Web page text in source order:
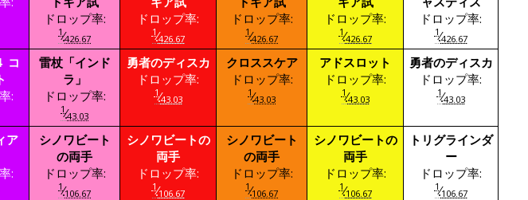
ドロップ率:
1⁄426.67
ドロップ率:
1⁄426.67
ドロップ率:
1⁄426.67
ドロップ率:
1⁄426.67
ドロップ率:
1⁄426.67
コ
:
雷杖「インド
ラ」
ドロップ率:
1⁄43.03
勇者のディスカ
ドロップ率:
1⁄43.03
クロススケア
ドロップ率:
1⁄43.03
アドスロット
ドロップ率:
1⁄43.03
勇者のディスカ
ドロップ率:
1⁄43.03
ア
:
シノワビート
の両手
ドロップ率:
1⁄106.67
シノワビートの
両手
ドロップ率:
1⁄106.67
シノワビート
の両手
ドロップ率:
1⁄106.67
シノワビートの
両手
ドロップ率:
1⁄106.67
トリグラインダ
ー
ドロップ率:
1⁄106.67